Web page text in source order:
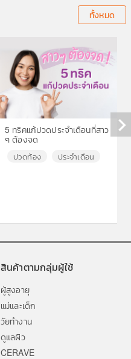
ทั้งหมด
5 ทริคแก้ปวดประจำเดือนที่สาว
ๆ ต้องจด
ปวดท้อง ประจำเดือน
สินค้าตามกลุ่มผู้ใช้
ผู้สูงอายุ
แม่และเด็ก
วัยทำงาน
ดูแลผิว
CERAVE